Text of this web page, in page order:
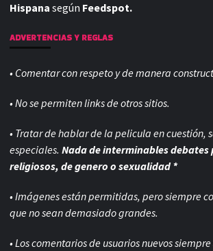
Hispana según Feedspot.
ADVERTENCIAS Y REGLAS
• Comentar con respeto y de manera
• No se permiten links de otros sitios.
• Tratar de hablar de la pelicula en cuestión,
especiales. Nada de interminables debates
religiosos, de genero o sexualidad *
• Imágenes están permitidas, pero siempre
que no sean demasiado grandes.
• Los comentarios de usuarios nuevos